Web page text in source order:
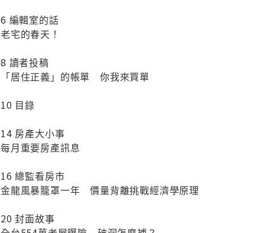
6 編輯室的話
老宅的春天！
8 讀者投稿
「居住正義」的帳單 你我來買單
10 目錄
14 房產大小事
每月重要房產訊息
16 總監看房市
金龍風暴籠罩一年 價量背離挑戰經濟學原理
20 封面故事